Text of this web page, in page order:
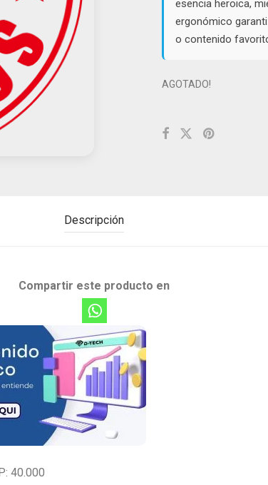
esencia heroica,
ergonómico
o contenido
AGOTADO!
Descripción
Compartir este producto en
40.000